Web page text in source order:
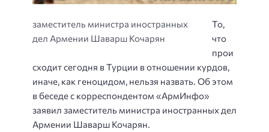
заместитель министра иностранных
дел Армении Шаварш Кочарян
То,
что
прои
сходит сегодня в Турции в отношении курдов,
иначе, как геноцидом, нельзя назвать. Об этом
в беседе с корреспондентом «АрмИнфо»
заявил заместитель министра иностранных дел
Армении Шаварш Кочарян.